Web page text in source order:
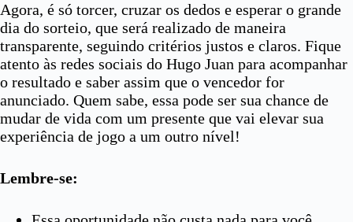
Agora, é só torcer, cruzar os dedos e esperar o grande
dia do sorteio, que será realizado de maneira
transparente, seguindo critérios justos e claros. Fique
atento às redes sociais do Hugo Juan para acompanhar
o resultado e saber assim que o vencedor for
anunciado. Quem sabe, essa pode ser sua chance de
mudar de vida com um presente que vai elevar sua
experiência de jogo a um outro nível!
Lembre-se: